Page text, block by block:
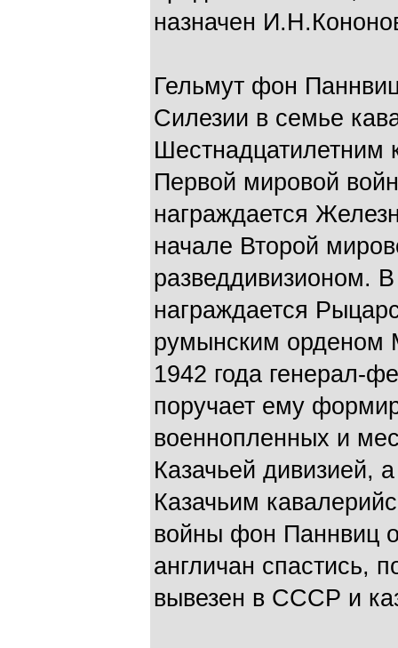
назначен
Гельмут фон
Силезии в семье
Шестнадцатилетним
Первой мировой
награждается
начале Второй
разведдивизионом. В
награждается
румынским орденом
1942 года генерал-
поручает ему
военнопленных и
Казачьей дивизией,
Казачьим
войны фон Паннвиц
англичан спастись,
вывезен в СССР и